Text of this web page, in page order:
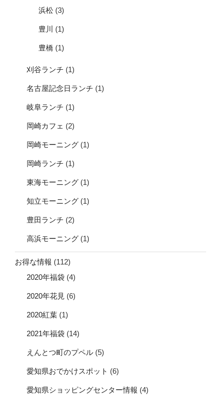
浜松 (3)
豊川 (1)
豊橋 (1)
刈谷ランチ (1)
名古屋記念日ランチ (1)
岐阜ランチ (1)
岡崎カフェ (2)
岡崎モーニング (1)
岡崎ランチ (1)
東海モーニング (1)
知立モーニング (1)
豊田ランチ (2)
高浜モーニング (1)
お得な情報 (112)
2020年福袋 (4)
2020年花見 (6)
2020紅葉 (1)
2021年福袋 (14)
えんとつ町のプペル (5)
愛知県おでかけスポット (6)
愛知県ショッピングセンター情報 (4)